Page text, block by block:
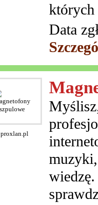
których
Data
proxlan.pl